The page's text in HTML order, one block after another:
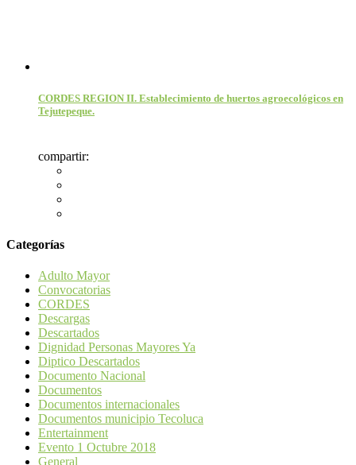
CORDES REGION II. Establecimiento de huertos agroecológicos en
Tejutepeque.
compartir:
Categorías
Adulto Mayor
Convocatorias
CORDES
Descargas
Descartados
Dignidad Personas Mayores Ya
Diptico Descartados
Documento Nacional
Documentos
Documentos internacionales
Documentos municipio Tecoluca
Entertainment
Evento 1 Octubre 2018
General